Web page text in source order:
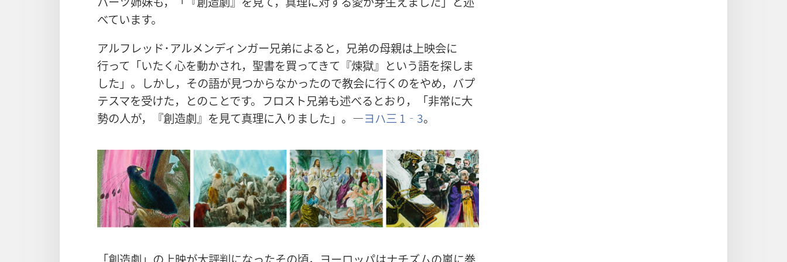
べ​て​い​ます。
アルフレッド​･​アルメンディンガー​兄弟​に​よる​と，兄弟​の​母親​は​上映​会​に​
行っ​て「いたく​心​を​動かさ​れ，聖書​を​買っ​て​き​て『煉獄』と​いう​語​を​探し​ま
し​た」。しかし，その​語​が​見つから​なかっ​た​の​で​教会​に​行く​の​を​やめ，バプ
テスマ​を​受け​た，と​の​こと​です。フロスト​兄弟​も​述べる​とおり，「非常​に​大
勢​の​人​が，『創造​劇』を​見​て​真理​に​入り​まし​た」。―ヨハ​三 1‐3。